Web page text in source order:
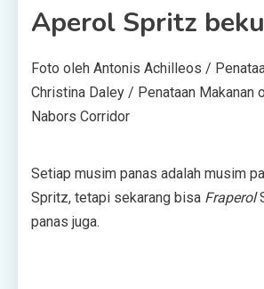
Aperol Spritz beku
Foto oleh Antonis Achilleos /
Christina Daley / Penataan Makanan
Nabors Corridor
Setiap musim panas adalah musim
Spritz, tetapi sekarang bisa Fraperol
panas juga.